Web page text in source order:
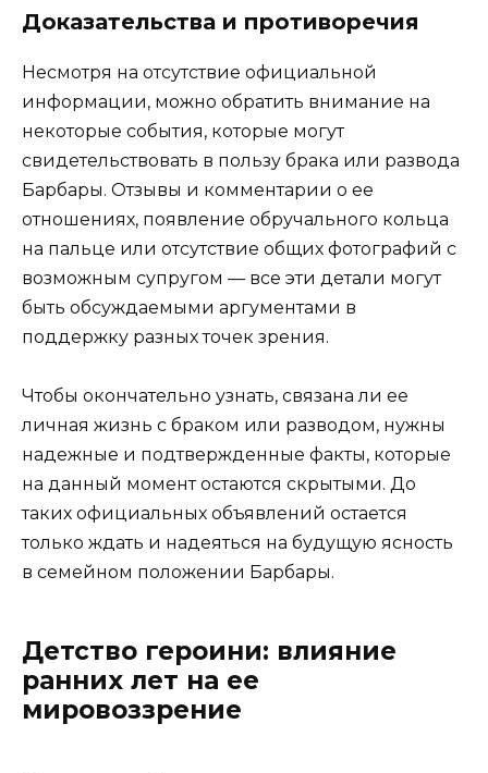
Доказательства и противоречия
Несмотря на отсутствие официальной
информации, можно обратить внимание на
некоторые события, которые могут
свидетельствовать в пользу брака или развода
Барбары. Отзывы и комментарии о ее
отношениях, появление обручального кольца
на пальце или отсутствие общих фотографий с
возможным супругом — все эти детали могут
быть обсуждаемыми аргументами в
поддержку разных точек зрения.
Чтобы окончательно узнать, связана ли ее
личная жизнь с браком или разводом, нужны
надежные и подтвержденные факты, которые
на данный момент остаются скрытыми. До
таких официальных объявлений остается
только ждать и надеяться на будущую ясность
в семейном положении Барбары.
Детство героини: влияние
ранних лет на ее
мировоззрение